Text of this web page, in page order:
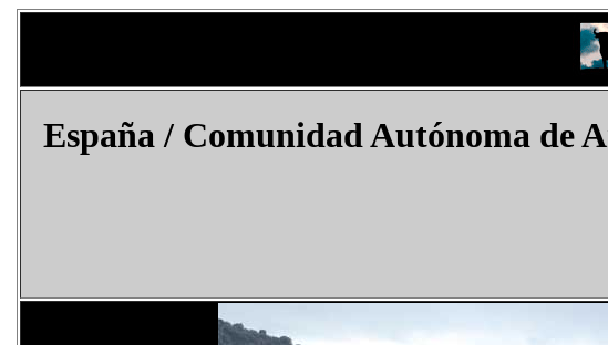
España/ Comunidad Autónoma de